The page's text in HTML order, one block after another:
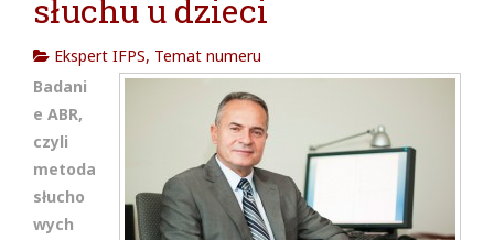
słuchu u dzieci
Ekspert IFPS, Temat numeru
Badani
e ABR,
czyli
metoda
słucho
wych